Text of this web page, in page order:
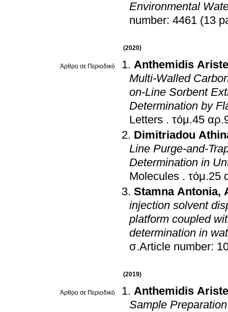
Environmental
number: 4461 (13
(2020)
Άρθρο σε Περιοδικό
Anthemidis
Multi-Walled
on-Line Sorbent
Determination by
Letters .
Dimitriadou
Line Purge-and-
Determination in
Molecules .
Stamna Antonia,
injection solvent
platform coupled
determination in
σ.Article number:
(2019)
Άρθρο σε Περιοδικό
Anthemidis
Sample